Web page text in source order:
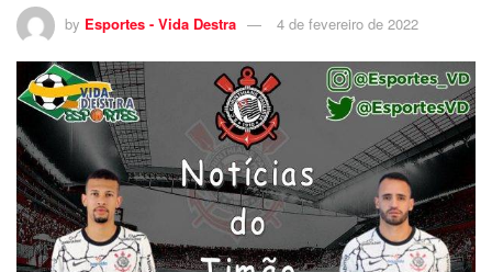
by Esportes - Vida Destra 4 de fevereiro de 2022